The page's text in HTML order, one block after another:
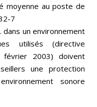
moyenne au poste de
7
dans un environnement
utilisés (directive
février 2003) doivent
une protection
sonore